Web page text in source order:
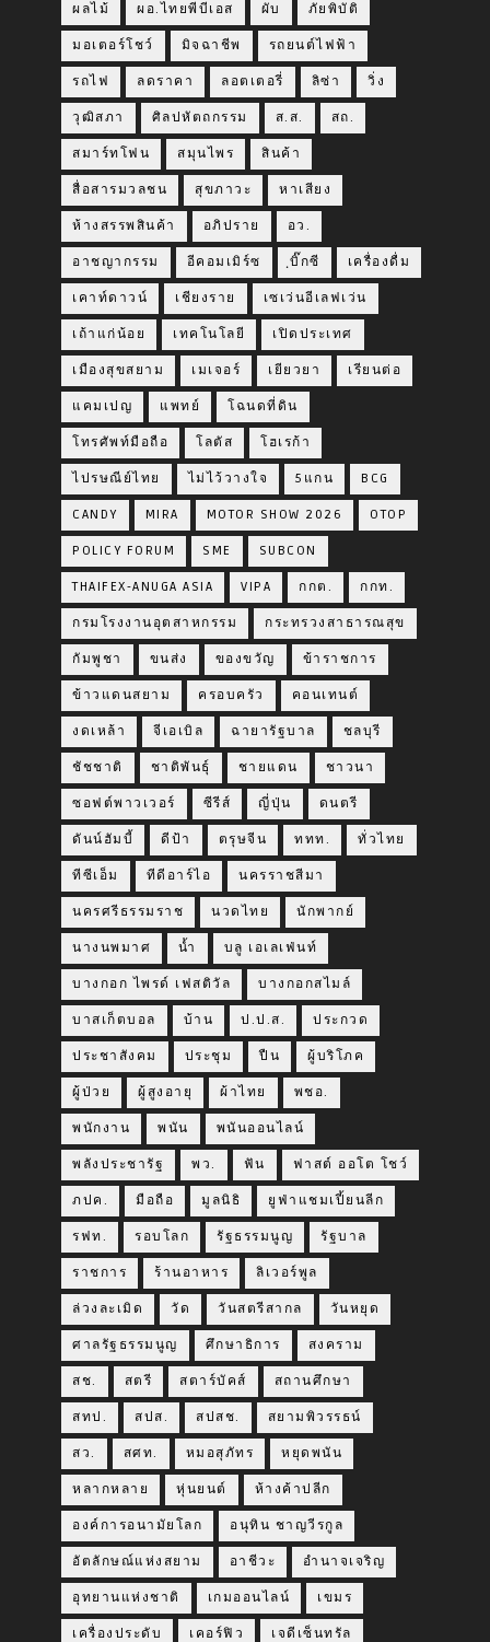
ผลไม้ ผอ.ไทยพีบีเอส ผับ ภัยพิบัติ
มอเตอร์โชว์ มิจฉาชีพ รถยนต์ไฟฟ้า
รถไฟ ลดราคา ลอตเตอรี่ ลิซ่า วิ่ง
วุฒิสภา ศิลปหัตถกรรม ส.ส. สถ.
สมาร์ทโฟน สมุนไพร สินค้า
สื่อสารมวลชน สุขภาวะ หาเสียง
ห้างสรรพสินค้า อภิปราย อว.
อาชญากรรม อีคอมเมิร์ซ ฺบิ๊กซี เครื่องดื่ม
เคาท์ดาวน์ เชียงราย เซเว่นอีเลฟเว่น
เถ้าแก่น้อย เทคโนโลยี เปิดประเทศ
เมืองสุขสยาม เมเจอร์ เยียวยา เรียนต่อ
แคมเปญ แพทย์ โฉนดที่ดิน
โทรศัพท์มือถือ โลตัส โฮเรก้า
ไปรษณีย์ไทย ไม่ไว้วางใจ 5แกน BCG
CANDY MIRA MOTOR SHOW 2026 OTOP
POLICY FORUM SME SUBCON
THAIFEX-ANUGA ASIA VIPA กกต. กกท.
กรมโรงงานอุตสาหกรรม กระทรวงสาธารณสุข
กัมพูชา ขนส่ง ของขวัญ ข้าราชการ
ข้าวแดนสยาม ครอบครัว คอนเทนต์
งดเหล้า จีเอเบิล ฉายารัฐบาล ชลบุรี
ชัชชาติ ชาติพันธุ์ ชายแดน ชาวนา
ซอฟต์พาวเวอร์ ซีรีส์ ญี่ปุ่น ดนตรี
ดันน์ฮัมบี้ ดีป้า ตรุษจีน ททท. ทั่วไทย
ทีซีเอ็ม ทีดีอาร์ไอ นครราชสีมา
นครศรีธรรมราช นวดไทย นักพากย์
นางนพมาศ น้ำ บลู เอเลเฟ่นท์
บางกอก ไพรด์ เฟสติวัล บางกอกสไมล์
บาสเก็ตบอล บ้าน ป.ป.ส. ประกวด
ประชาสังคม ประชุม ปืน ผู้บริโภค
ผู้ป่วย ผู้สูงอายุ ผ้าไทย พชอ.
พนักงาน พนัน พนันออนไลน์
พลังประชารัฐ พว. ฟัน ฟาสต์ ออโต โชว์
ภปค. มือถือ มูลนิธิ ยูฟ่าแชมเปี้ยนลีก
รฟท. รอบโลก รัฐธรรมนูญ รัฐบาล
ราชการ ร้านอาหาร ลิเวอร์พูล
ล่วงละเมิด วัด วันสตรีสากล วันหยุด
ศาลรัฐธรรมนูญ ศึกษาธิการ สงคราม
สช. สตรี สตาร์บัคส์ สถานศึกษา
สทป. สปส. สปสช. สยามพิวรรธน์
สว. สศท. หมอสุภัทร หยุดพนัน
หลากหลาย หุ่นยนต์ ห้างค้าปลีก
องค์การอนามัยโลก อนุทิน ชาญวีรกูล
อัตลักษณ์แห่งสยาม อาชีวะ อำนาจเจริญ
อุทยานแห่งชาติ เกมออนไลน์ เขมร
เครื่องประดับ เคอร์ฟิว เจดีเซ็นทรัล